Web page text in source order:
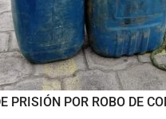
PRISIÓN POR ROBO DE